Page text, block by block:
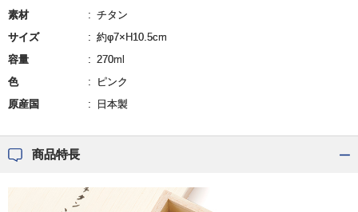
素材
チタン
サイズ
約φ7×H10.5cm
容量
270ml
色
ピンク
原産国
日本製
商品特長